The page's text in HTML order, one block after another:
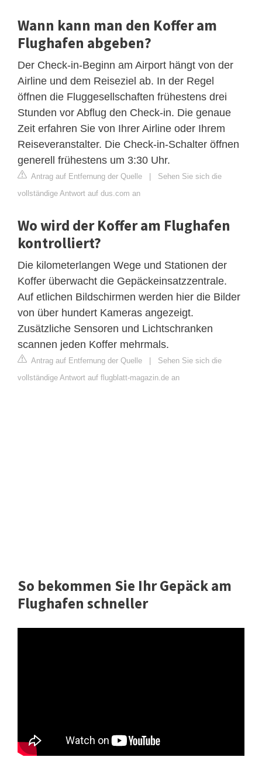
Wann kann man den Koffer am
Flughafen abgeben?
Der Check-in-Beginn am Airport hängt von der
Airline und dem Reiseziel ab. In der Regel
öffnen die Fluggesellschaften frühestens drei
Stunden vor Abflug den Check-in. Die genaue
Zeit erfahren Sie von Ihrer Airline oder Ihrem
Reiseveranstalter. Die Check-in-Schalter öffnen
generell frühestens um 3:30 Uhr.
Antrag auf Entfernung der Quelle
Sehen Sie sich die
vollständige Antwort auf dus.com an
Wo wird der Koffer am Flughafen
kontrolliert?
Die kilometerlangen Wege und Stationen der
Koffer überwacht die Gepäckeinsatzzentrale.
Auf etlichen Bildschirmen werden hier die Bilder
von über hundert Kameras angezeigt.
Zusätzliche Sensoren und Lichtschranken
scannen jeden Koffer mehrmals.
Antrag auf Entfernung der Quelle
Sehen Sie sich die
vollständige Antwort auf flugblatt-magazin.de an
So bekommen Sie Ihr Gepäck am
Flughafen schneller